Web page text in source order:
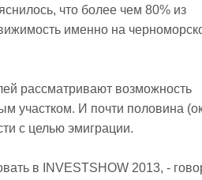
что более чем 80% из
именно на
рассматривают возможность
участком. И почти половина
с целью эмиграции.
в INVESTSHOW 2013, -